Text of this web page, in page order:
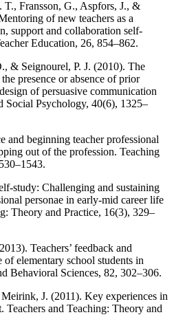
Fransson, G., Aspfors, J., &
of new teachers as a
support and collaboration self-
Education, 26, 854–862.
& Seignourel, P. J. (2010). The
presence or absence of prior
of persuasive communication
Social Psychology, 40(6), 1325–
and beginning teacher professional
out of the profession. Teaching
study: Challenging and sustaining
personae in early-mid career life
Theory and Practice, 16(3), 329–
Teachers’ feedback and
of elementary school students in
Behavioral Sciences, 82, 302–306.
J. (2011). Key experiences in
Teachers and Teaching: Theory and